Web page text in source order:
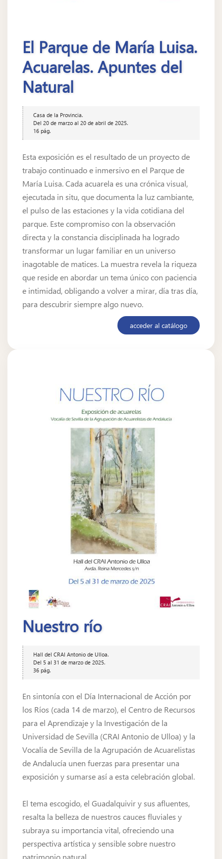
El Parque de María Luisa.
Acuarelas. Apuntes del
Natural
Casa de la Provincia.
Del 20 de marzo al 20 de abril de 2025.
16 pág.
Esta exposición es el resultado de un proyecto de
trabajo continuado e inmersivo en el Parque de
María Luisa. Cada acuarela es una crónica visual,
ejecutada in situ, que documenta la luz cambiante,
el pulso de las estaciones y la vida cotidiana del
parque. Este compromiso con la observación
directa y la constancia disciplinada ha logrado
transformar un lugar familiar en un universo
inagotable de matices. La muestra revela la riqueza
que reside en abordar un tema único con paciencia
e intimidad, obligando a volver a mirar, día tras día,
para descubrir siempre algo nuevo.
acceder al catálogo
Nuestro río
Hall del CRAI Antonio de Ulloa.
Del 5 al 31 de marzo de 2025.
36 pág.
En sintonía con el Día Internacional de Acción por
los Ríos (cada 14 de marzo), el Centro de Recursos
para el Aprendizaje y la Investigación de la
Universidad de Sevilla (CRAI Antonio de Ulloa) y la
Vocalía de Sevilla de la Agrupación de Acuarelistas
de Andalucía unen fuerzas para presentar una
exposición y sumarse así a esta celebración global.
El tema escogido, el Guadalquivir y sus afluentes,
resalta la belleza de nuestros cauces fluviales y
subraya su importancia vital, ofreciendo una
perspectiva artística y sensible sobre nuestro